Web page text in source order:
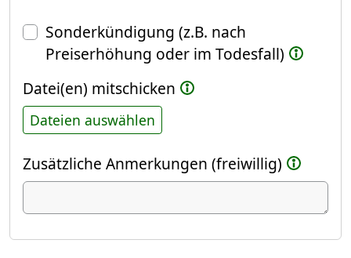
Sonderkündigung (z.B. nach
Preiserhöhung oder im Todesfall)
Datei(en) mitschicken
Dateien auswählen
Zusätzliche Anmerkungen (freiwillig)